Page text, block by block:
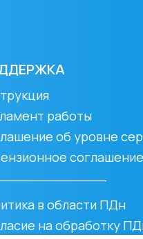
работы
об уровне
соглашение
в области ПДн
на обработку